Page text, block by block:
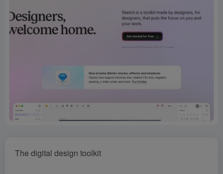
The digital design toolkit